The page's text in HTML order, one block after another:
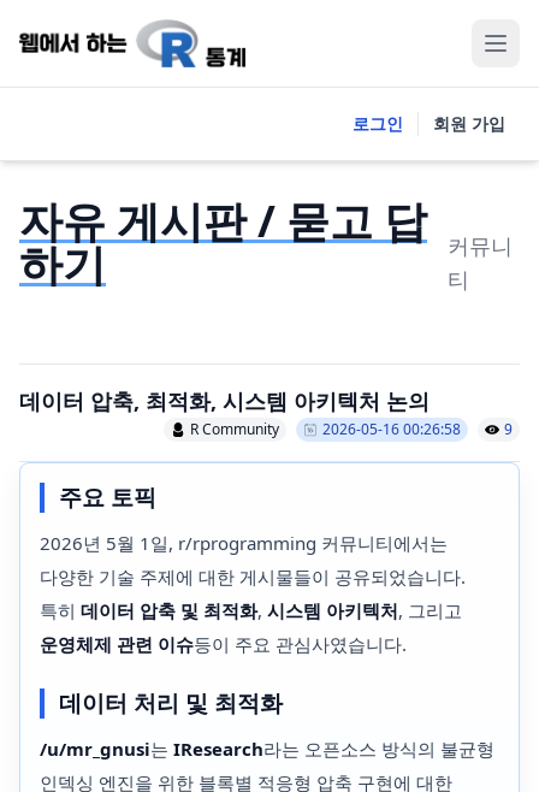
로그인 회원 가입
자유 게시판 / 묻고 답
하기
커뮤니
티
데이터 압축, 최적화, 시스템 아키텍처 논의
R Community 2026-05-16 00:26:58 9
주요 토픽
2026년 5월 1일, r/rprogramming 커뮤니티에서는
다양한 기술 주제에 대한 게시물들이 공유되었습니다.
특히 데이터 압축 및 최적화, 시스템 아키텍처, 그리고
운영체제 관련 이슈등이 주요 관심사였습니다.
데이터 처리 및 최적화
/u/mr_gnusi는 IResearch라는 오픈소스 방식의 불균형
인덱싱 엔진을 위한 블록별 적응형 압축 구현에 대한